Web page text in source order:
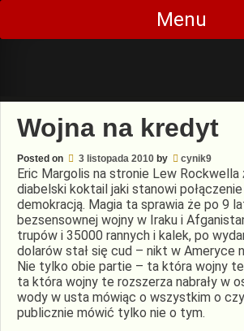
Skip
content
Menu
Wojna na kredyt
Posted on 3 listopada 2010 by cynik9
Eric Margolis na stronie Lew Rockwella
diabelski koktail jaki stanowi
demokracją. Magia ta sprawia że po 9
bezsensownej wojny w Iraku i
trupów i 35000 rannych i kalek, po
dolarów stał się cud – nikt w Ameryce
Nie tylko obie partie – ta która wojny
ta która wojny te rozszerza nabrały w
wody w usta mówiąc o wszystkim o
publicznie mówić tylko nie o tym.